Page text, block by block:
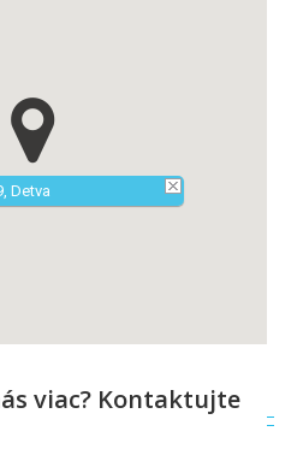
Detva
viac? Kontaktujte